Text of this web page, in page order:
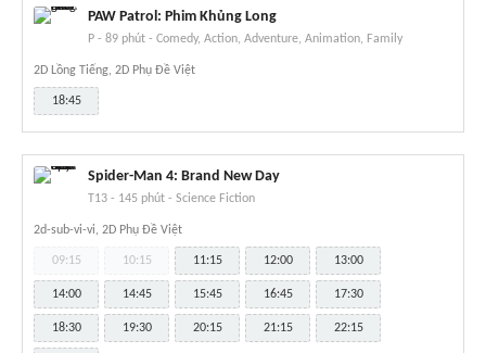
PAW Patrol: Phim Khủng Long
P - 89 phút - Comedy, Action, Adventure, Animation, Family
2D Lồng Tiếng, 2D Phụ Đề Việt
18:45
Spider-Man 4: Brand New Day
T13 - 145 phút - Science Fiction
2d-sub-vi-vi, 2D Phụ Đề Việt
09:15 10:15 11:15 12:00 13:00
14:00 14:45 15:45 16:45 17:30
18:30 19:30 20:15 21:15 22:15